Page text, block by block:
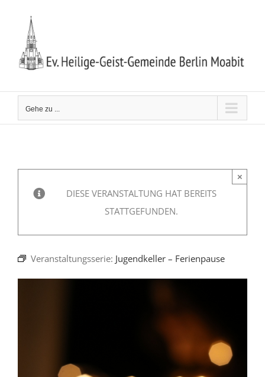
springen
Gehe zu ...
DIESE VERANSTALTUNG HAT BEREITS
STATTGEFUNDEN.
×
Veranstaltungsserie: Jugendkeller – Ferienpause